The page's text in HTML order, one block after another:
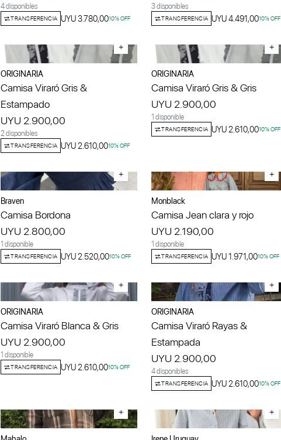
4 disponibles
TRANSFERENCIA UYU 3.780,0010% OFF
3 disponibles
TRANSFERENCIA UYU 4.491,0010% OFF
+
ORIGINARIA
Camisa Viraró Gris &
Estampado
UYU 2.900,00
2 disponibles
TRANSFERENCIA UYU 2.610,0010% OFF
+
ORIGINARIA
Camisa Viraró Gris & Gris
UYU 2.900,00
1 disponible
TRANSFERENCIA UYU 2.610,0010% OFF
+
Braven
Camisa Bordona
UYU 2.800,00
1 disponible
TRANSFERENCIA UYU 2.520,0010% OFF
+
Monblack
Camisa Jean clara y rojo
UYU 2.190,00
1 disponible
TRANSFERENCIA UYU 1.971,0010% OFF
+
ORIGINARIA
Camisa Viraró Blanca & Gris
UYU 2.900,00
1 disponible
TRANSFERENCIA UYU 2.610,0010% OFF
+
ORIGINARIA
Camisa Viraró Rayas &
Estampada
UYU 2.900,00
4 disponibles
TRANSFERENCIA UYU 2.610,0010% OFF
+ +